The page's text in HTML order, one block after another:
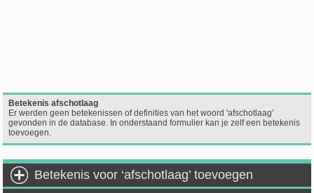
Betekenis afschotlaag
Er werden geen betekenissen of definities van het woord 'afschotlaag’
gevonden in de database. In onderstaand formulier kan je zelf een betekenis
toevoegen.
Betekenis voor ‘afschotlaag’ toevoegen